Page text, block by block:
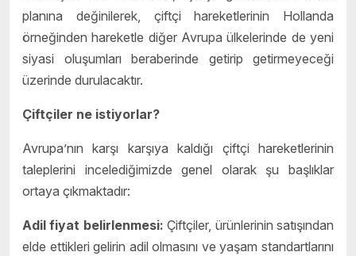
planına değinilerek, çiftçi hareketlerinin Hollanda
örneğinden hareketle diğer Avrupa ülkelerinde de yeni
siyasi oluşumları beraberinde getirip getirmeyeceği
üzerinde durulacaktır.
Çiftçiler ne istiyorlar?
Avrupa’nın karşı karşıya kaldığı çiftçi hareketlerinin
taleplerini incelediğimizde genel olarak şu başlıklar
ortaya çıkmaktadır:
Adil fiyat belirlenmesi: Çiftçiler, ürünlerinin satışından
elde ettikleri gelirin adil olmasını ve yaşam standartlarını